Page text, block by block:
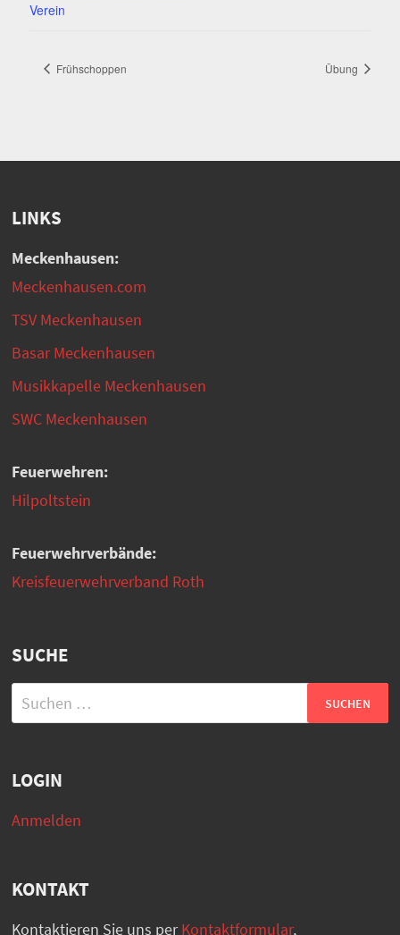
Verein
Frühschoppen Übung
LINKS
Meckenhausen:
Meckenhausen.com
TSV Meckenhausen
Basar Meckenhausen
Musikkapelle Meckenhausen
SWC Meckenhausen
Feuerwehren:
Hilpoltstein
Feuerwehrverbände:
Kreisfeuerwehrverband Roth
SUCHE
Suchen
nach:
LOGIN
Anmelden
KONTAKT
Kontaktieren Sie uns perKontaktformular,